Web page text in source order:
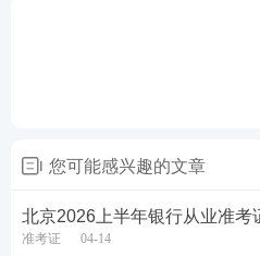
您可能感兴趣的文章
北京2026上半年银行从业准考
准考证 04-14